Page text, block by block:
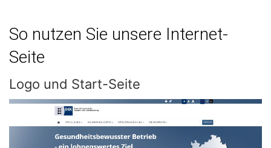
So nutzen Sie unsere Internet-
Seite
Logo und Start-Seite